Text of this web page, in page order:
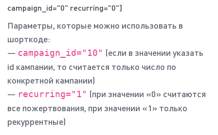
campaign_id="0" recurring="0"]
Параметры, которые можно использовать в
шорткоде:
— campaign_id="10" (если в значении указать
id кампании, то считается только число по
конкретной кампании)
— recurring="1" (при значении «0» считаются
все пожертвования, при значении «1» только
рекуррентные)